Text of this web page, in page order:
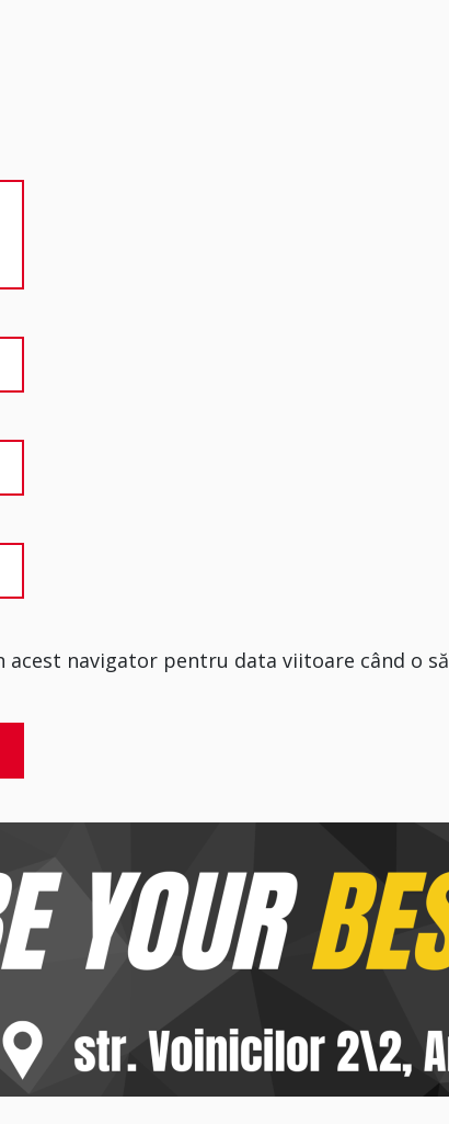
acest navigator pentru data viitoare când o să